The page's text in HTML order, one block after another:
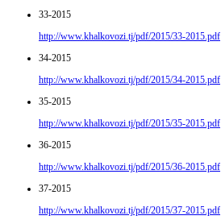
33-2015
http://www.khalkovozi.tj/pdf/2015/33-2015.pdf
34-2015
http://www.khalkovozi.tj/pdf/2015/34-2015.pdf
35-2015
http://www.khalkovozi.tj/pdf/2015/35-2015.pdf
36-2015
http://www.khalkovozi.tj/pdf/2015/36-2015.pdf
37-2015
http://www.khalkovozi.tj/pdf/2015/37-2015.pdf